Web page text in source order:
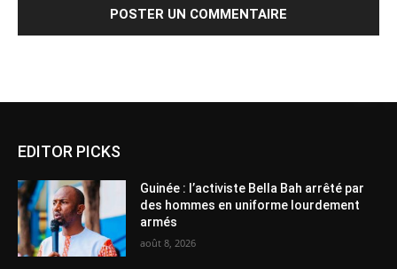
EDITOR PICKS
Guinée : l’activiste Bella Bah arrêté par
des hommes en uniforme lourdement
armés
août 8, 2026